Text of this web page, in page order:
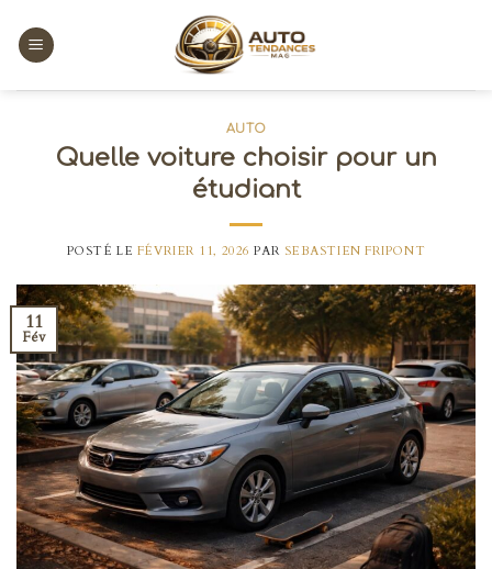
content
AUTO
Quelle voiture choisir pour un
étudiant
POSTÉ LE FÉVRIER 11, 2026 PAR SEBASTIEN FRIPONT
11
Fév